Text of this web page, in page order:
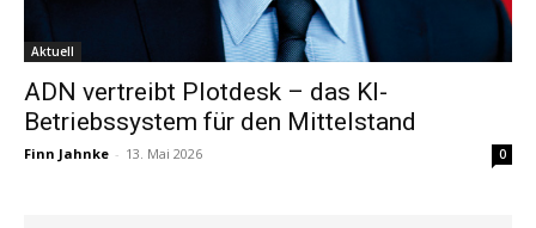
Aktuell
ADN vertreibt Plotdesk – das KI-
Betriebssystem für den Mittelstand
Finn Jahnke - 13. Mai 2026 0